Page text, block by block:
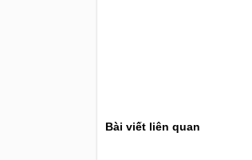
Bài viết liên quan